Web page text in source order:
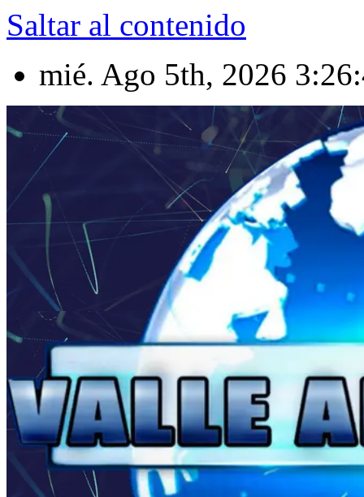
Saltar al contenido
mié. Ago 5th, 2026